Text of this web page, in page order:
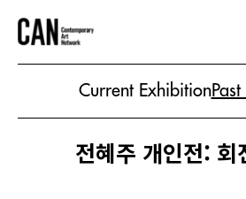
Current Exhibition
전혜주 개인전: